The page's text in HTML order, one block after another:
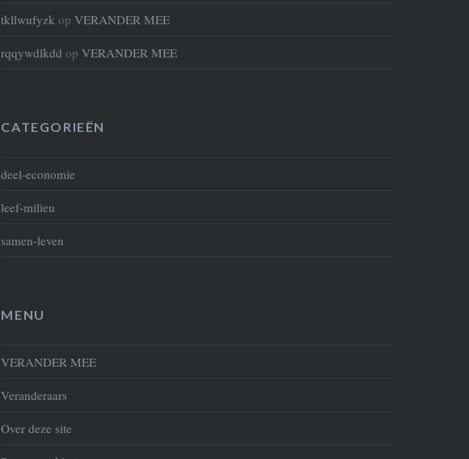
tkllwufyzk opVERANDER MEE
rqqywdlkdd opVERANDER MEE
CATEGORIEËN
deel-economie
leef-milieu
samen-leven
MENU
VERANDER MEE
Veranderaars
Over deze site